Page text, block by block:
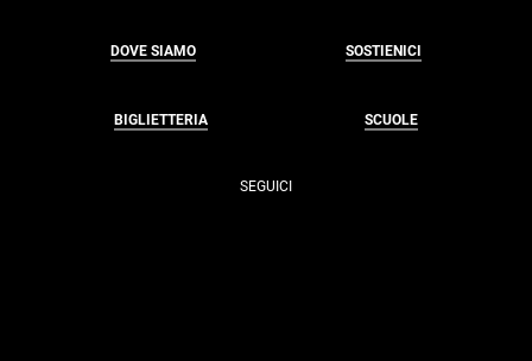
DOVE SIAMO SOSTIENICI
BIGLIETTERIA SCUOLE
SEGUICI